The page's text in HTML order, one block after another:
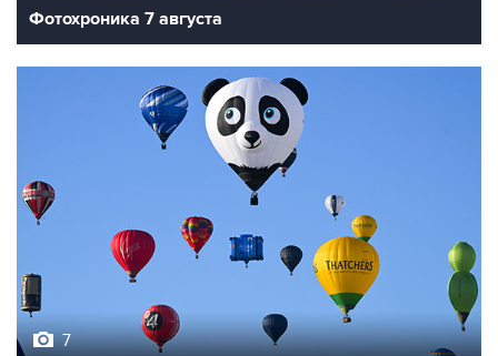
Фестиваль воздухоплавания в Бристоле